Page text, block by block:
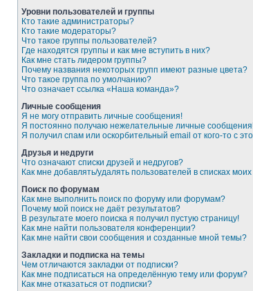
Уровни пользователей и группы
Кто такие администраторы?
Кто такие модераторы?
Что такое группы пользователей?
Где находятся группы и как мне вступить в них?
Как мне стать лидером группы?
Почему названия некоторых групп имеют разные цвета?
Что такое группа по умолчанию?
Что означает ссылка «Наша команда»?
Личные сообщения
Я не могу отправить личные сообщения!
Я постоянно получаю нежелательные личные
Я получил спам или оскорбительный email от кого-то с
Друзья и недруги
Что означают списки друзей и недругов?
Как мне добавлять/удалять пользователей в списках
Поиск по форумам
Как мне выполнить поиск по форуму или форумам?
Почему мой поиск не даёт результатов?
В результате моего поиска я получил пустую страницу!
Как мне найти пользователя конференции?
Как мне найти свои сообщения и созданные мной темы?
Закладки и подписка на темы
Чем отличаются закладки от подписки?
Как мне подписаться на определённую тему или форум?
Как мне отказаться от подписки?